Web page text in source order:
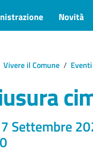
Novità
Vivere il Comune / Eventi
Settembre